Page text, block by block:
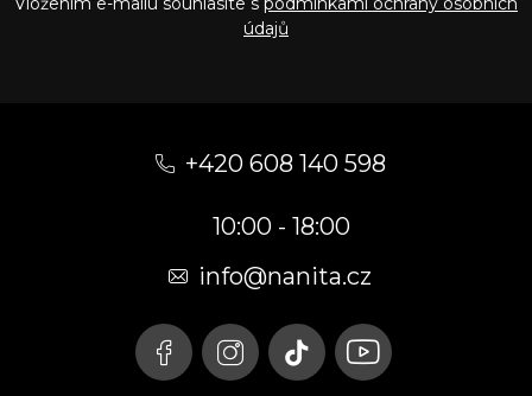
údajů
+420 608 140 598
10:00 - 18:00
info@nanita.cz